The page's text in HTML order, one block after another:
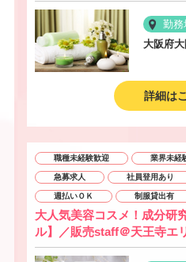
勤務
大阪府
詳細は
職種未経験歓迎 業界未経
急募求人 社員登用あり
週払いＯＫ 制服貸出有
大人気美容コスメ！成分研
ル】／販売staff＠天王寺エ